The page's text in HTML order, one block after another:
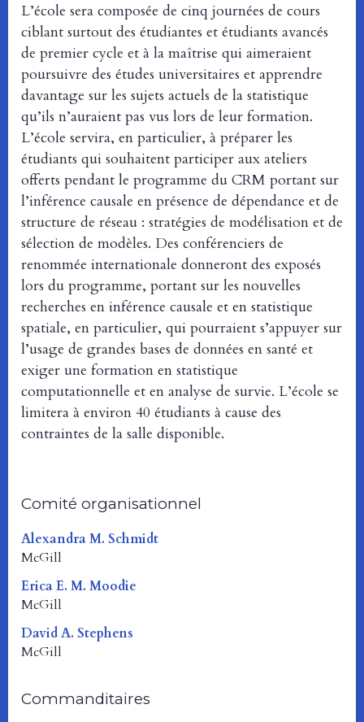
L’école sera composée de cinq journées de cours
ciblant surtout des étudiantes et étudiants avancés
de premier cycle et à la maîtrise qui aimeraient
poursuivre des études universitaires et apprendre
davantage sur les sujets actuels de la statistique
qu’ils n’auraient pas vus lors de leur formation.
L’école servira, en particulier, à préparer les
étudiants qui souhaitent participer aux ateliers
offerts pendant le programme du CRM portant sur
l’inférence causale en présence de dépendance et de
structure de réseau : stratégies de modélisation et de
sélection de modèles. Des conférenciers de
renommée internationale donneront des exposés
lors du programme, portant sur les nouvelles
recherches en inférence causale et en statistique
spatiale, en particulier, qui pourraient s’appuyer sur
l’usage de grandes bases de données en santé et
exiger une formation en statistique
computationnelle et en analyse de survie. L’école se
limitera à environ 40 étudiants à cause des
contraintes de la salle disponible.
Comité organisationnel
Alexandra M. Schmidt
McGill
Erica E. M. Moodie
McGill
David A. Stephens
McGill
Commanditaires